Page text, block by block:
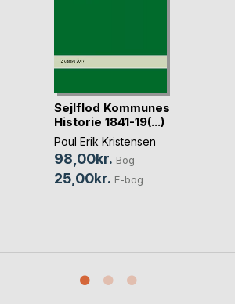
Sejlflod Kommunes
Historie 1841-19(...)
Poul Erik Kristensen
98,00kr. Bog
25,00kr. E-bog